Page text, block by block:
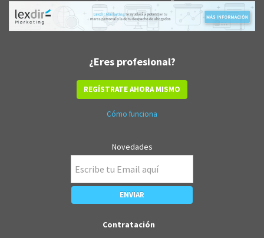
¿Eres profesional?
REGÍSTRATE AHORA MISMO
Cómo funciona
Novedades
Contratación